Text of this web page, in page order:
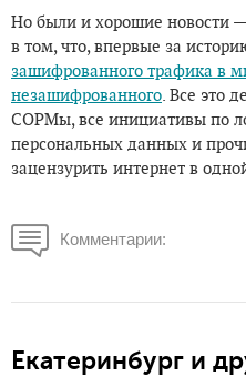
Но были и хорошие новости
в том, что, впервые за
зашифрованного трафика в
незашифрованного. Все это
СОРМы, все инициативы по
персональных данных и
зацензурить интернет в
Комментарии:
Екатеринбург и